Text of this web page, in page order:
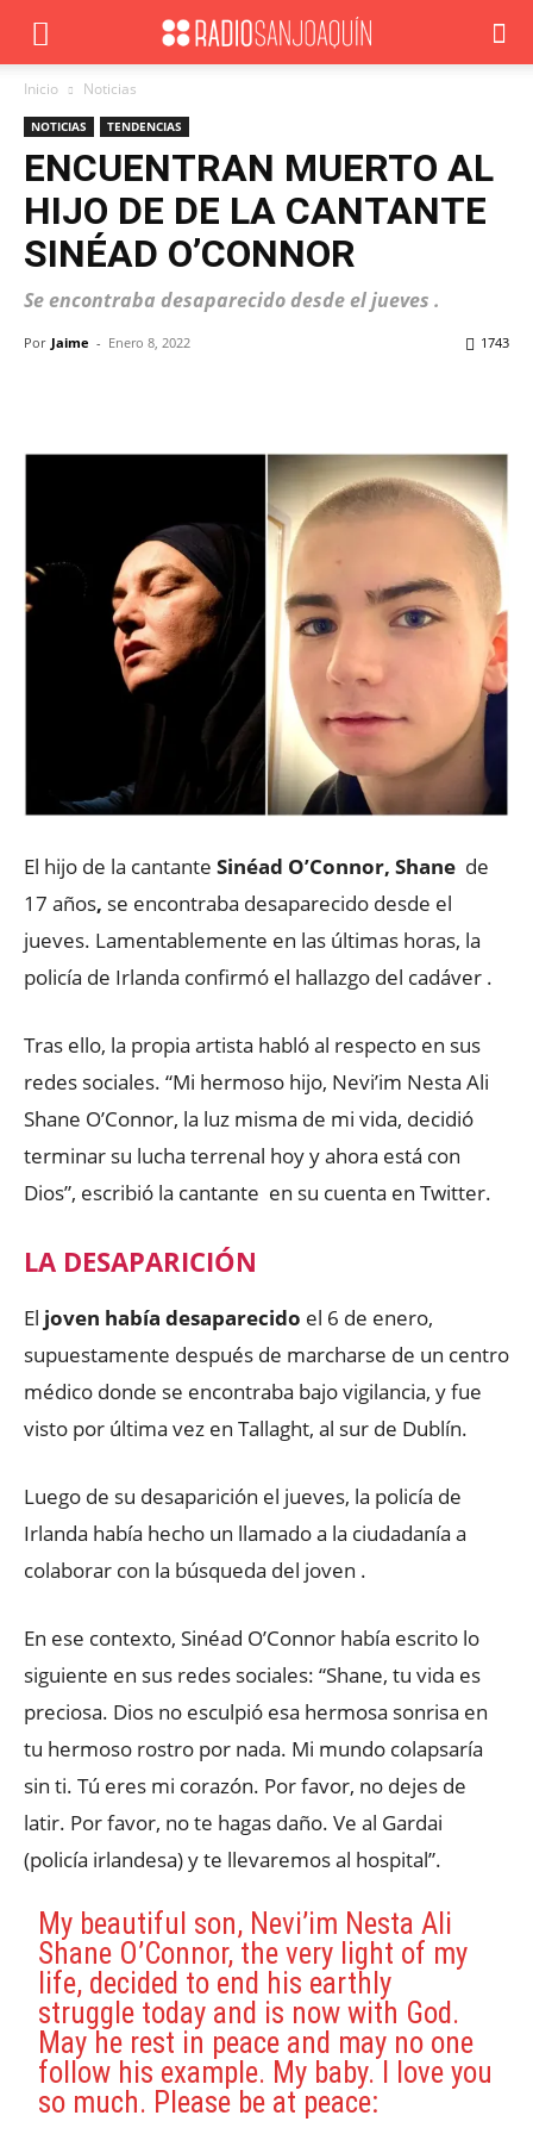
Inicio Noticias
NOTICIAS TENDENCIAS
ENCUENTRAN MUERTO AL
HIJO DE DE LA CANTANTE
SINÉAD O’CONNOR
Se encontraba desaparecido desde el jueves .
Por Jaime - Enero 8, 2022 1743
El hijo de la cantante Sinéad O’Connor, Shane de
17 años, se encontraba desaparecido desde el
jueves. Lamentablemente en las últimas horas, la
policía de Irlanda confirmó el hallazgo del cadáver .
Tras ello, la propia artista habló al respecto en sus
redes sociales. “Mi hermoso hijo, Nevi’im Nesta Ali
Shane O’Connor, la luz misma de mi vida, decidió
terminar su lucha terrenal hoy y ahora está con
Dios”, escribió la cantante en su cuenta en Twitter.
LA DESAPARICIÓN
El joven había desaparecido el 6 de enero,
supuestamente después de marcharse de un centro
médico donde se encontraba bajo vigilancia, y fue
visto por última vez en Tallaght, al sur de Dublín.
Luego de su desaparición el jueves, la policía de
Irlanda había hecho un llamado a la ciudadanía a
colaborar con la búsqueda del joven .
En ese contexto, Sinéad O’Connor había escrito lo
siguiente en sus redes sociales: “Shane, tu vida es
preciosa. Dios no esculpió esa hermosa sonrisa en
tu hermoso rostro por nada. Mi mundo colapsaría
sin ti. Tú eres mi corazón. Por favor, no dejes de
latir. Por favor, no te hagas daño. Ve al Gardai
(policía irlandesa) y te llevaremos al hospital”.
My beautiful son, Nevi’im Nesta Ali
Shane O’Connor, the very light of my
life, decided to end his earthly
struggle today and is now with God.
May he rest in peace and may no one
follow his example. My baby. I love you
so much. Please be at peace: